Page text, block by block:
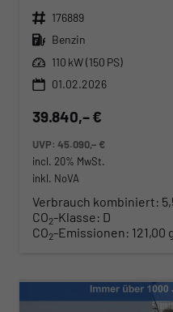
Fahrzeugnr. 176889
Kraftstoff Benzin
Leistung 110 kW (150 PS)
01.02.2026
39.840,– €
UVP:45.090,– €
incl. 20% MwSt.
inkl. NoVA
Verbrauch kombiniert:
CO2-Klasse: D
CO2-Emissionen: 121,00